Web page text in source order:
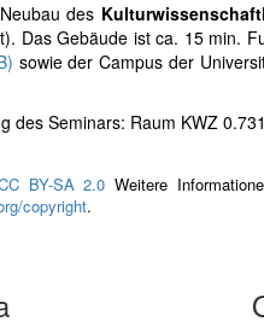
des
Das Gebäude ist ca. 15 min.
sowie der Campus der
des Seminars: Raum KWZ
BY-SA 2.0 Weitere
copyright.